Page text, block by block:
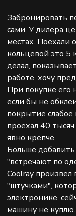
Забронировать
сами. У дилера
местах. Поехали
кольцевой это 5
делал,
работе, хочу
При покупке его
если бы не
покрытие
проехал 40
явно крепче.
Больше добавить
"встречают по
Coolray произвел
"штучками",
электронике,
машину не куплю.